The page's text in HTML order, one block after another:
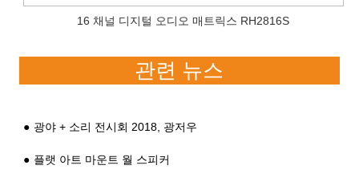
16 채널 디지털 오디오 매트릭스 RH2816S
관련 뉴스
광야 + 소리 전시회 2018, 광저우
플랫 아트 마운트 월 스피커